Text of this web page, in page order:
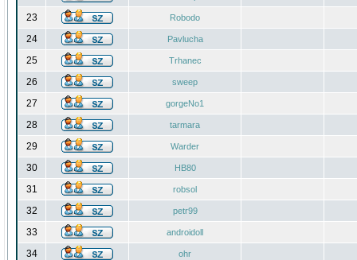
23 Robodo
24 Pavlucha
25 Trhanec
26 sweep
27 gorgeNo1
28 tarmara
29 Warder
30 HB80
31 robsol
32 petr99
33 androidoll
34 ohr